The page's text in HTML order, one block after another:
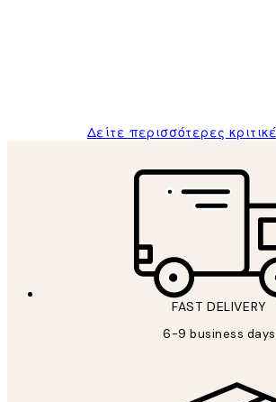
Δείτε περισσότερες
FAST DELIVERY
6-9 business days